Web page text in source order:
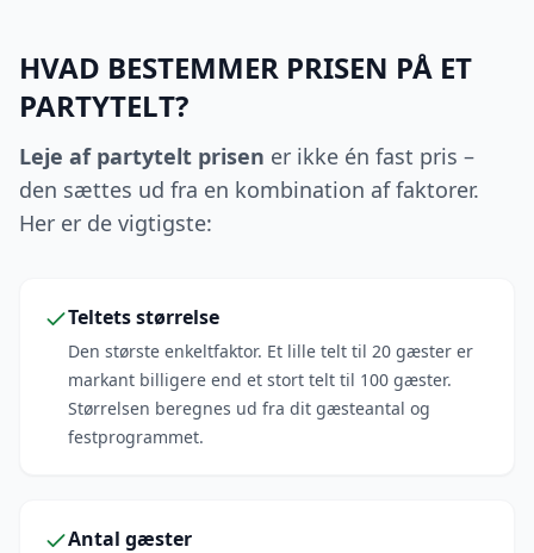
HVAD BESTEMMER PRISEN PÅ ET
PARTYTELT?
Leje af partytelt prisen er ikke én fast pris –
den sættes ud fra en kombination af faktorer.
Her er de vigtigste:
Teltets størrelse
Den største enkeltfaktor. Et lille telt til 20 gæster er
markant billigere end et stort telt til 100 gæster.
Størrelsen beregnes ud fra dit gæsteantal og
festprogrammet.
Antal gæster